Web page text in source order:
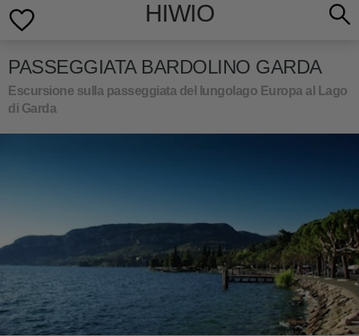
HIWIO
PASSEGGIATA BARDOLINO GARDA
Escursione sulla passeggiata del lungolago Europa al Lago
di Garda